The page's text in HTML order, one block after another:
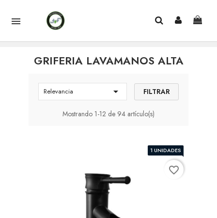

GRIFERIA LAVAMANOS ALTA
Relevancia  FILTRAR
Mostrando 1-12 de 94 artículo(s)
1 UNIDADES
favorite_border